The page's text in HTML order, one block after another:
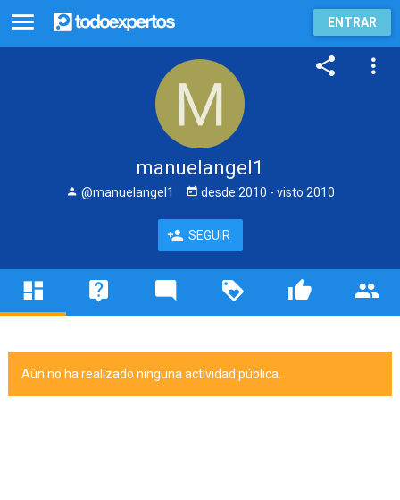
ENTRAR
manuelangel1
@manuelangel1 desde 2010 - visto 2010
SEGUIR
Aún no ha realizado ninguna actividad pública.